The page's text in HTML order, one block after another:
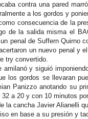
contra una pared
a los gordos y
consecuencia de la
de la salida misma el
penal de Suffern Quirno
un nuevo penal y
try convertido.
amilanó y siguió
los gordos se llevaran
Panizzo anotando su
a 20 y con 10 minutos
la cancha Javier Alianelli
en base a su presión y